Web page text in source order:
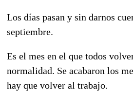
Los días pasan y sin darnos
septiembre.
Es el mes en el que todos
normalidad. Se acabaron los
hay que volver al trabajo.